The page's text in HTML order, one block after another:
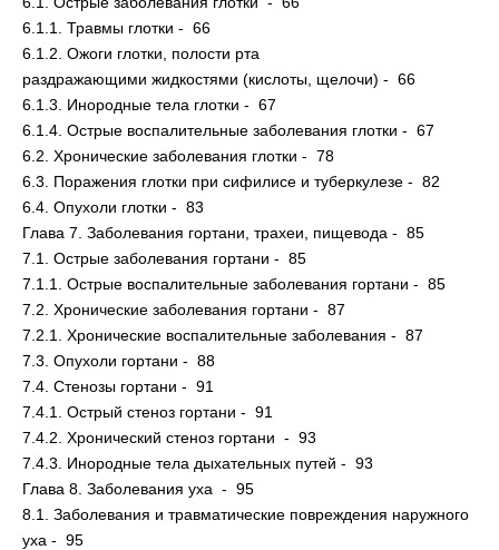
6.1.1. Травмы глотки - 66
6.1.2. Ожоги глотки, полости рта
раздражающими жидкостями (кислоты, щелочи) - 66
6.1.3. Инородные тела глотки - 67
6.1.4. Острые воспалительные заболевания глотки - 67
6.2. Хронические заболевания глотки - 78
6.3. Поражения глотки при сифилисе и туберкулезе - 82
6.4. Опухоли глотки - 83
Глава 7. Заболевания гортани, трахеи, пищевода - 85
7.1. Острые заболевания гортани - 85
7.1.1. Острые воспалительные заболевания гортани - 85
7.2. Хронические заболевания гортани - 87
7.2.1. Хронические воспалительные заболевания - 87
7.3. Опухоли гортани - 88
7.4. Стенозы гортани - 91
7.4.1. Острый стеноз гортани - 91
7.4.2. Хронический стеноз гортани - 93
7.4.3. Инородные тела дыхательных путей - 93
Глава 8. Заболевания уха - 95
8.1. Заболевания и травматические повреждения наружного
уха - 95